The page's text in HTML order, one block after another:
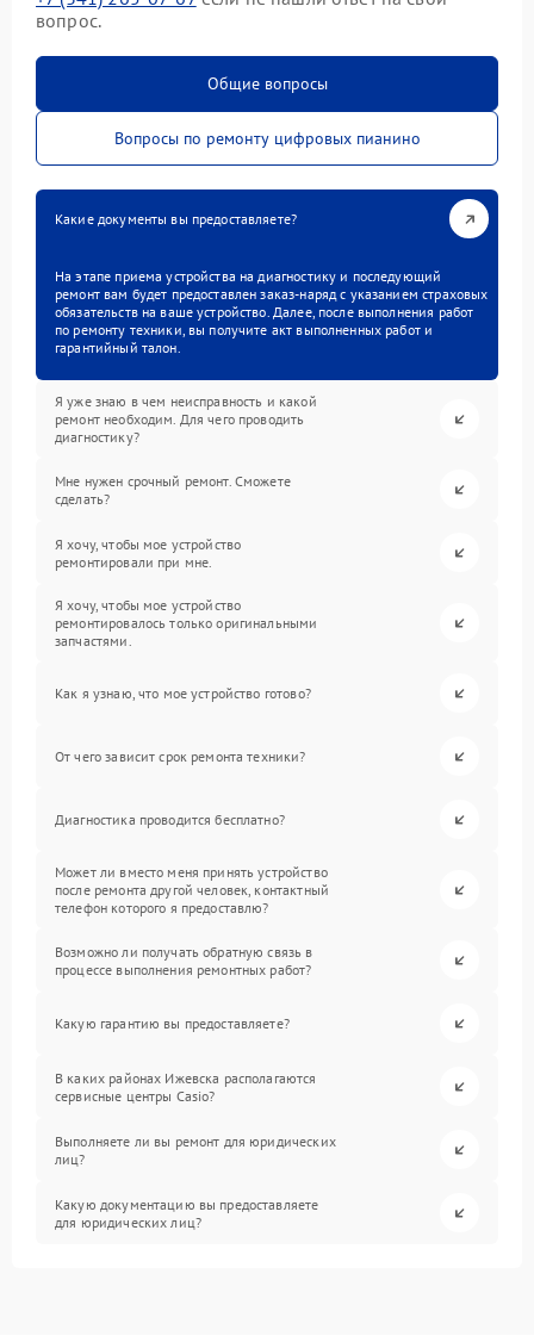
вопрос.
Общие вопросы
Вопросы по ремонту цифровых пианино
Какие документы вы предоставляете?
На этапе приема устройства на диагностику и последующий
ремонт вам будет предоставлен заказ-наряд с указанием страховых
обязательств на ваше устройство. Далее, после выполнения работ
по ремонту техники, вы получите акт выполненных работ и
гарантийный талон.
Я уже знаю в чем неисправность и какой
ремонт необходим. Для чего проводить
диагностику?
Мне нужен срочный ремонт. Сможете
сделать?
Я хочу, чтобы мое устройство
ремонтировали при мне.
Я хочу, чтобы мое устройство
ремонтировалось только оригинальными
запчастями.
Как я узнаю, что мое устройство готово?
От чего зависит срок ремонта техники?
Диагностика проводится бесплатно?
Может ли вместо меня принять устройство
после ремонта другой человек, контактный
телефон которого я предоставлю?
Возможно ли получать обратную связь в
процессе выполнения ремонтных работ?
Какую гарантию вы предоставляете?
В каких районах Ижевска располагаются
сервисные центры Casio?
Выполняете ли вы ремонт для юридических
лиц?
Какую документацию вы предоставляете
для юридических лиц?